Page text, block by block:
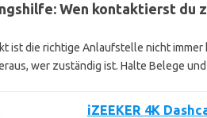
Wen kontaktierst du
ist die richtige Anlaufstelle nicht
wer zuständig ist. Halte Belege
iZEEKER 4K